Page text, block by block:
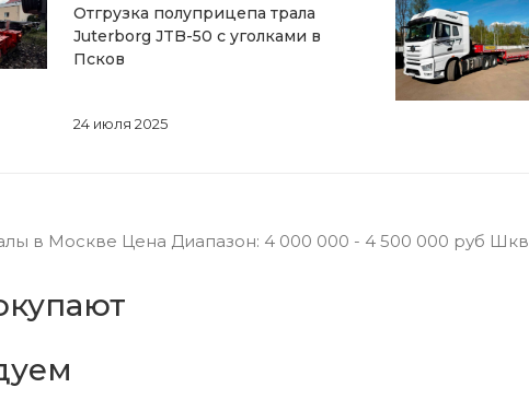
24 июля 2025
Отгрузка полуприцепа трала
Juterborg JTB-50 с уголками в
Псков
в Москве Цена Диапазон: 4 000 000 - 4 500 000 руб